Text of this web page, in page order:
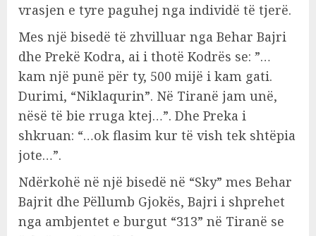
vrasjen e tyre paguhej nga individë të tjerë.
Mes një bisedë të zhvilluar nga Behar Bajri
dhe Prekë Kodra, ai i thotë Kodrës se: ”…
kam një punë për ty, 500 mijë i kam gati.
Durimi, “Niklaqurin”. Në Tiranë jam unë,
nësë të bie rruga ktej…”. Dhe Preka i
shkruan: “…ok flasim kur të vish tek shtëpia
jote…”.
Ndërkohë në një bisedë në “Sky” mes Behar
Bajrit dhe Pëllumb Gjokës, Bajri i shprehet
nga ambjentet e burgut “313” në Tiranë se